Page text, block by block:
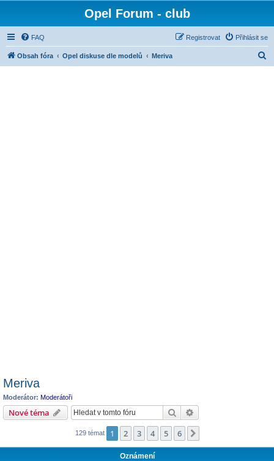
Opel Forum - club
FAQ Přihlásit se
Registrovat
Obsah fóra Opel diskuse dle modelů Meriva
Meriva
Moderátor: Moderátoři
Nové téma Hledat
129 témat 1 2 3 4 5 6
Oznámení